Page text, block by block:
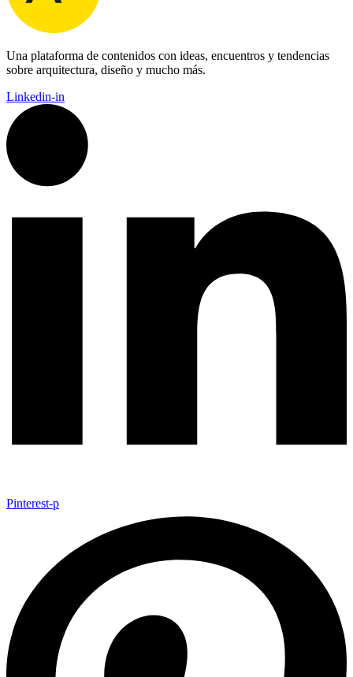
Una plataforma de contenidos con ideas, encuentros y tendencias
sobre arquitectura, diseño y mucho más.
Linkedin-in
Pinterest-p